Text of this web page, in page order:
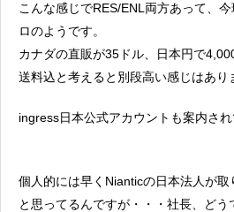
こんな感じでRES/ENL両方あって、
ロのようです。
カナダの直販が35ドル、日本円で
送料込と考えると別段高い感じはあり
ingress日本公式アカウントも案内され
個人的には早くNianticの日本法人が
と思ってるんですが・・・社長、どう